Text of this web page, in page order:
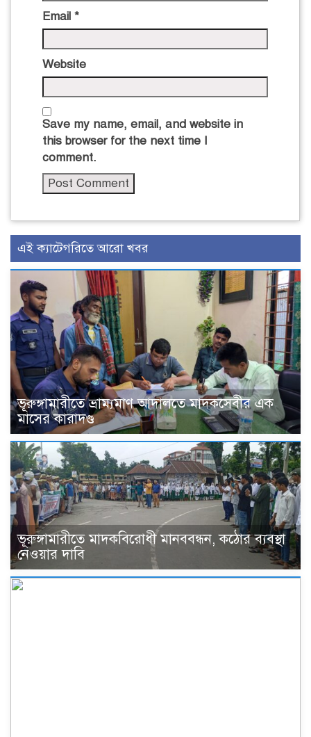
Email *
Website
Save my name, email, and website in
this browser for the next time I
comment.
এই ক্যাটেগরিতে আরো খবর
ভূরুঙ্গামারীতে ভ্রাম্যমাণ আদালতে মাদকসেবীর এক
মাসের কারাদণ্ড
ভূরুঙ্গামারীতে মাদকবিরোধী মানববন্ধন, কঠোর ব্যবস্থা
নেওয়ার দাবি